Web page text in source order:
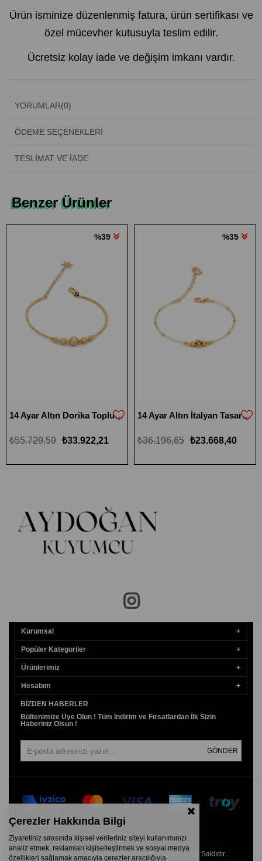
Ürün isminize düzenlenmiş fatura, ürün sertifikası ve
özel mücevher kutusuyla teslim edilir.
Ücretsiz kolay iade ve değişim imkanı vardır.
YORUMLAR(0)
ÖDEME SEÇENEKLERI
TESLIMAT VE İADE
Benzer Ürünler
14 Ayar Altın Dorika Toplu Kelepçe Bileklik
₺33.922,21
₺55.729,59
%39
14 Ayar Altın İtalyan Tasarım Kelepçe Bileklik
₺23.668,40
₺36.196,65
%35
Kurumsal
Popüler Kategoriler
Ürünlerimiz
Hesabım
BIZDEN HABERLER
Bültenimize Üye Olun ! Tüm İndirim ve Fırsatlardan İlk Sizin
Haberiniz Olsun !
GÖNDER
© 2026 www.aydogankuyumcu.com - Tüm Hakları Saklıdır.
Çerezler Hakkında Bilgi
Ziyaretiniz sırasında kişisel verileriniz siteyi kullanımınızı
analiz etmek, reklamları kişiselleştirmek ve sosyal medya
özellikleri sağlamak amacıyla çerezler aracılığıyla